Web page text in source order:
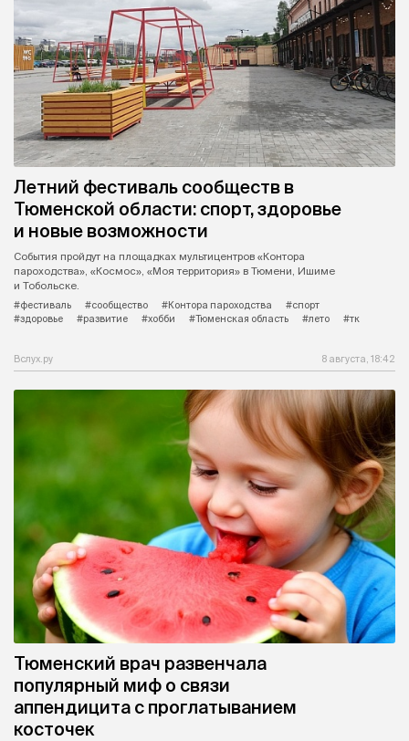
Летний фестиваль сообществ в
Тюменской области: спорт, здоровье
и новые возможности
События пройдут на площадках мультицентров «Контора
пароходства», «Космос», «Моя территория» в Тюмени, Ишиме
и Тобольске.
#фестиваль
#сообщество #Контора пароходства
#спорт
#здоровье
#развитие #хобби #Тюменская область #лето #тк
Вслух.ру 8 августа, 18:42
Тюменский врач развенчала
популярный миф о связи
аппендицита с проглатыванием
косточек